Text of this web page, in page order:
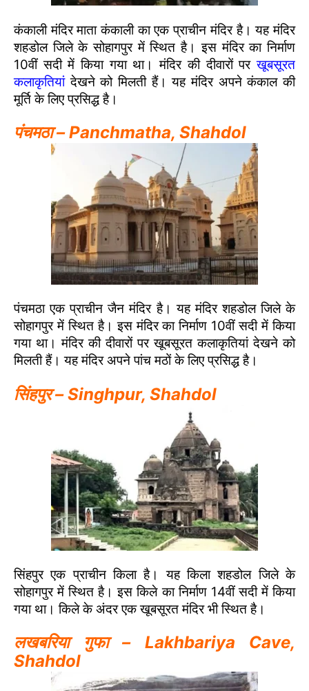
कंकाली मंदिर माता कंकाली का एक प्राचीन मंदिर है। यह मंदिर
शहडोल जिले के सोहागपुर में स्थित है। इस मंदिर का निर्माण
10वीं सदी में किया गया था। मंदिर की दीवारों परखूबसूरत
कलाकृतियांदेखने को मिलती हैं। यह मंदिर अपने कंकाल की
मूर्ति के लिए प्रसिद्ध है।
पंचमठा – Panchmatha, Shahdol
पंचमठा एक प्राचीन जैन मंदिर है। यह मंदिर शहडोल जिले के
सोहागपुर में स्थित है। इस मंदिर का निर्माण 10वीं सदी में किया
गया था। मंदिर की दीवारों पर खूबसूरत कलाकृतियां देखने को
मिलती हैं। यह मंदिर अपने पांच मठों के लिए प्रसिद्ध है।
सिंहपुर – Singhpur, Shahdol
सिंहपुर एक प्राचीन किला है। यह किला शहडोल जिले के
सोहागपुर में स्थित है। इस किले का निर्माण 14वीं सदी में किया
गया था। किले के अंदर एक खूबसूरत मंदिर भी स्थित है।
लखबरिया गुफा – Lakhbariya Cave,
Shahdol